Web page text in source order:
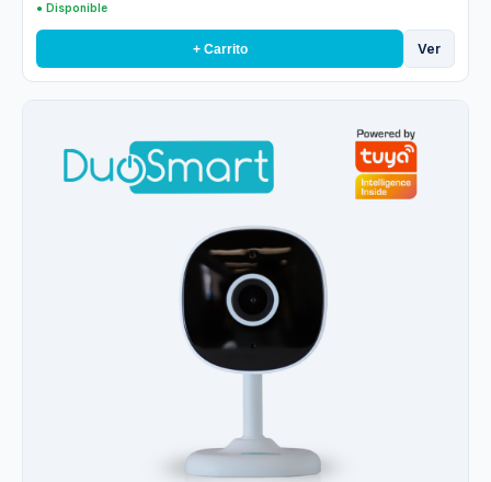
● Disponible
+ Carrito Ver